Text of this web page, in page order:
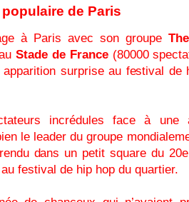
de Paris
à Paris avec son groupe
Stade de France (80000
surprise au festival de
incrédules face à une
le leader du groupe
dans un petit square du
festival de hip hop du quartier.